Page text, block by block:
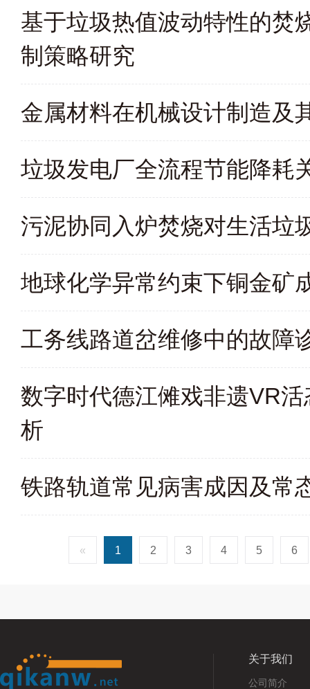
基于垃圾热值波动特性的焚
制策略研究
金属材料在机械设计制造及
垃圾发电厂全流程节能降耗
污泥协同入炉焚烧对生活垃
地球化学异常约束下铜金矿
工务线路道岔维修中的故障
数字时代德江傩戏非遗VR
析
铁路轨道常见病害成因及常
« 1 2 3 4 5 6
关于我们
公司简介